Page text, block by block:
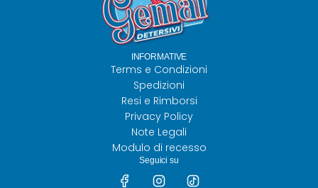
INFORMATIVE
Terms e Condizioni
Spedizioni
Resi e Rimborsi
Privacy Policy
Note Legali
Modulo di recesso
Seguici su